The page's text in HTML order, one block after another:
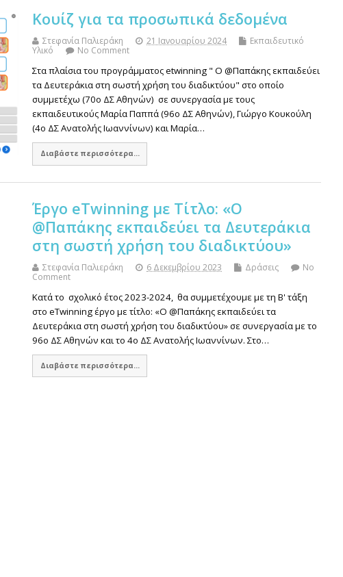
Κουίζ για τα προσωπικά δεδομένα
Στεφανία Παλιεράκη 21 Ιανουαρίου 2024
Εκπαιδευτικό
Υλικό
No Comment
Στα πλαίσια του προγράμματος etwinning " Ο @Παπάκης εκπαιδεύει
τα Δευτεράκια στη σωστή χρήση του διαδικτύου" στο οποίο
συμμετέχω (70ο ΔΣ Αθηνών) σε συνεργασία με τους
εκπαιδευτικούς Μαρία Παππά (96ο ΔΣ Αθηνών), Γιώργο Κουκούλη
(4ο ΔΣ Ανατολής Ιωαννίνων) και Μαρία…
Διαβάστε περισσότερα...
Έργο eTwinning με Tίτλο: «Ο
@Παπάκης εκπαιδεύει τα Δευτεράκια
στη σωστή χρήση του διαδικτύου»
Στεφανία Παλιεράκη 6 Δεκεμβρίου 2023 Δράσεις
No
Comment
Κατά το σχολικό έτος 2023-2024, θα συμμετέχουμε με τη Β' τάξη
στο eTwinning έργο με τίτλο: «Ο @Παπάκης εκπαιδεύει τα
Δευτεράκια στη σωστή χρήση του διαδικτύου» σε συνεργασία με το
96ο ΔΣ Αθηνών και το 4ο ΔΣ Ανατολής Ιωαννίνων. Στο…
Διαβάστε περισσότερα...